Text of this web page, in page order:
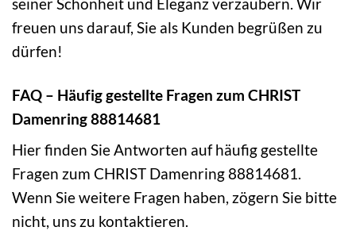
freuen uns darauf, Sie als Kunden begrüßen zu
dürfen!
FAQ – Häufig gestellte Fragen zum CHRIST
Damenring 88814681
Hier finden Sie Antworten auf häufig gestellte
Fragen zum CHRIST Damenring 88814681.
Wenn Sie weitere Fragen haben, zögern Sie bitte
nicht, uns zu kontaktieren.